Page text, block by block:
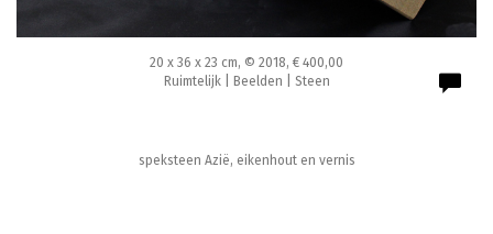
20 x 36 x 23 cm, © 2018, € 400,00
Ruimtelijk | Beelden | Steen
speksteen Azië, eikenhout en vernis